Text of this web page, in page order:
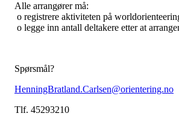
Alle arrangører må:
o registrere aktiviteten på
o legge inn antall deltakere etter at
Spørsmål?
HenningBratland.Carlsen@orientering.no
Tlf. 45293210